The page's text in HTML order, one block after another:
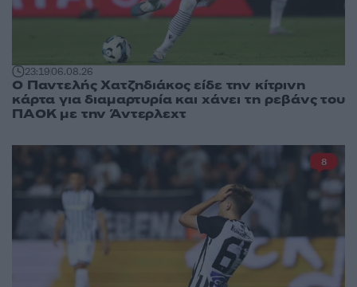
23:1906.08.26
Ο Παντελής Χατζηδιάκος είδε την κίτρινη
κάρτα για διαμαρτυρία και χάνει τη ρεβάνς του
ΠΑΟΚ με την Άντερλεχτ
8